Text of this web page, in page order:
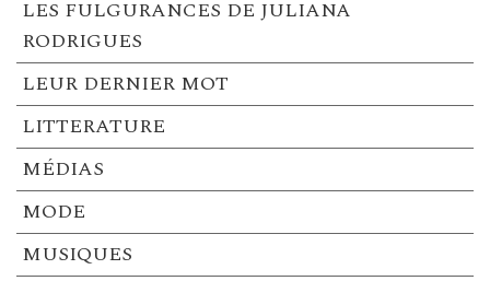
LES FULGURANCES DE JULIANA
RODRIGUES
LEUR DERNIER MOT
LITTERATURE
MÉDIAS
MODE
MUSIQUES